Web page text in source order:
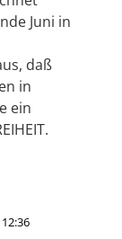
Juni in
daß
in
ein